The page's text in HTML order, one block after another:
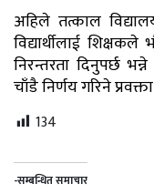
अहिले तत्काल
विद्यार्थीलाई
निरन्तरता दिनुपर्छ
चाँडै निर्णय गरिने
134
-सम्बन्धित समाचार